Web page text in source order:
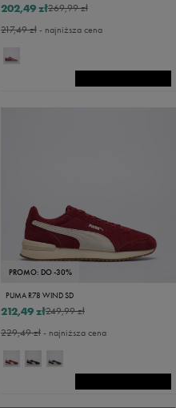
269,99 zł
202,49 zł
217,49 zł- najniższa cena
PROMO: DO -30%
PUMA R78 WIND SD
249,99 zł
212,49 zł
229,49 zł- najniższa cena